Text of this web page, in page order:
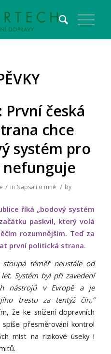
česká
chce
systém pro
/ in Napsali o mně / by
říká „bodový systém
paskvil, který volá
rozumnějším. Teď za
první politická strana.
stoupá téměř neustále od
Systém byl při zavedení
nástrojů v Evropě a je
trestu za tentýž čin,“
že ke snížení dopravních
přesměrování kontrol
míst na rizikové úseky i